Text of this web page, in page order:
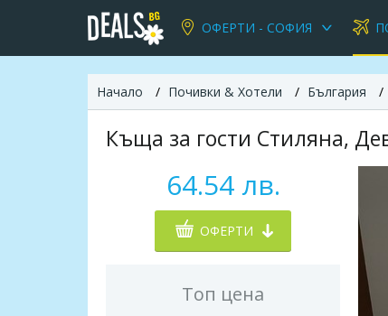
ОФЕРТИ - СОФИЯ
Начало Почивки & Хотели България
Къща за гости Стиляна,
64.54 лв.
ОФЕРТИ
Топ цена